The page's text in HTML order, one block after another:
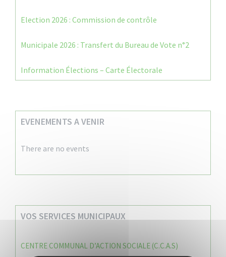
Election 2026 : Commission de contrôle
Municipale 2026 : Transfert du Bureau de Vote n°2
Information Élections – Carte Électorale
EVENEMENTS A VENIR
There are no events
VOS SERVICES MUNICIPAUX
CENTRE COMMUNAL D’ACTION SOCIALE (C.C.A.S)